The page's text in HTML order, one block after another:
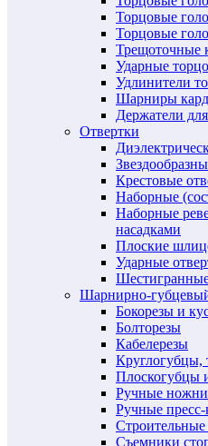
Торцовые
Торцовые
Трещоточные
Ударные
Удлинители
Шарниры
Держатели
Отвертки
Крестовые
Наборные
Наборные
насадками
Плоские
Ударные
Шарнирно-
Бокорезы и
Болторезы
Кабелерезы
Круглогубцы,
Плоскогубцы
Ручные
Ручные
Съемники